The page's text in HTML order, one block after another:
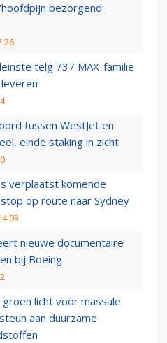
bezorgend’
telg 737 MAX-familie
tussen WestJet en
einde staking in zicht
verplaatst komende
op route naar Sydney
nieuwe documentaire
bij Boeing
licht voor massale
aan duurzame